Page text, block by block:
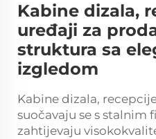
Kabine dizala,
uređaji za
struktura sa
izgledom
Kabine dizala,
suočavaju se s stalnim
zahtijevaju